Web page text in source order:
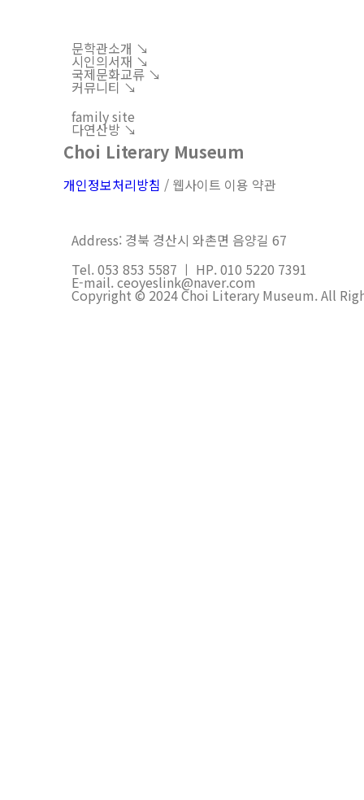
문학관소개 ↘︎
시인의서재 ↘︎
국제문화교류 ↘︎
커뮤니티 ↘︎
family site
다연산방 ↘︎
Choi Literary Museum
개인정보처리방침 / 웹사이트 이용 약관
Address: 경북 경산시 와촌면 음양길 67
Tel. 053 853 5587 ㅣ HP. 010 5220 7391
E-mail. ceoyeslink@naver.com
Copyright © 2024 Choi Literary Museum. All